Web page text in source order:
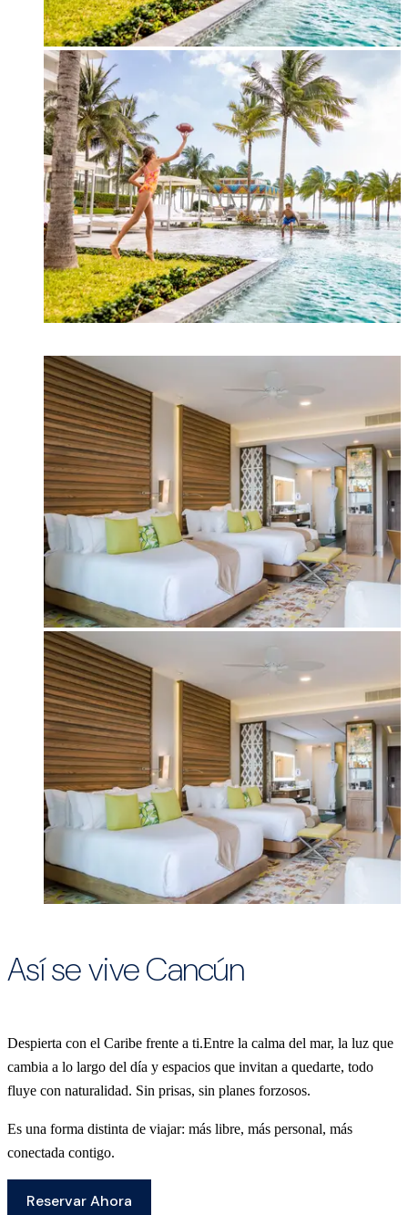
Así se vive Cancún
Despierta con el Caribe frente a ti.Entre la calma del mar, la luz que
cambia a lo largo del día y espacios que invitan a quedarte, todo
fluye con naturalidad. Sin prisas, sin planes forzosos.
Es una forma distinta de viajar: más libre, más personal, más
conectada contigo.
Reservar Ahora